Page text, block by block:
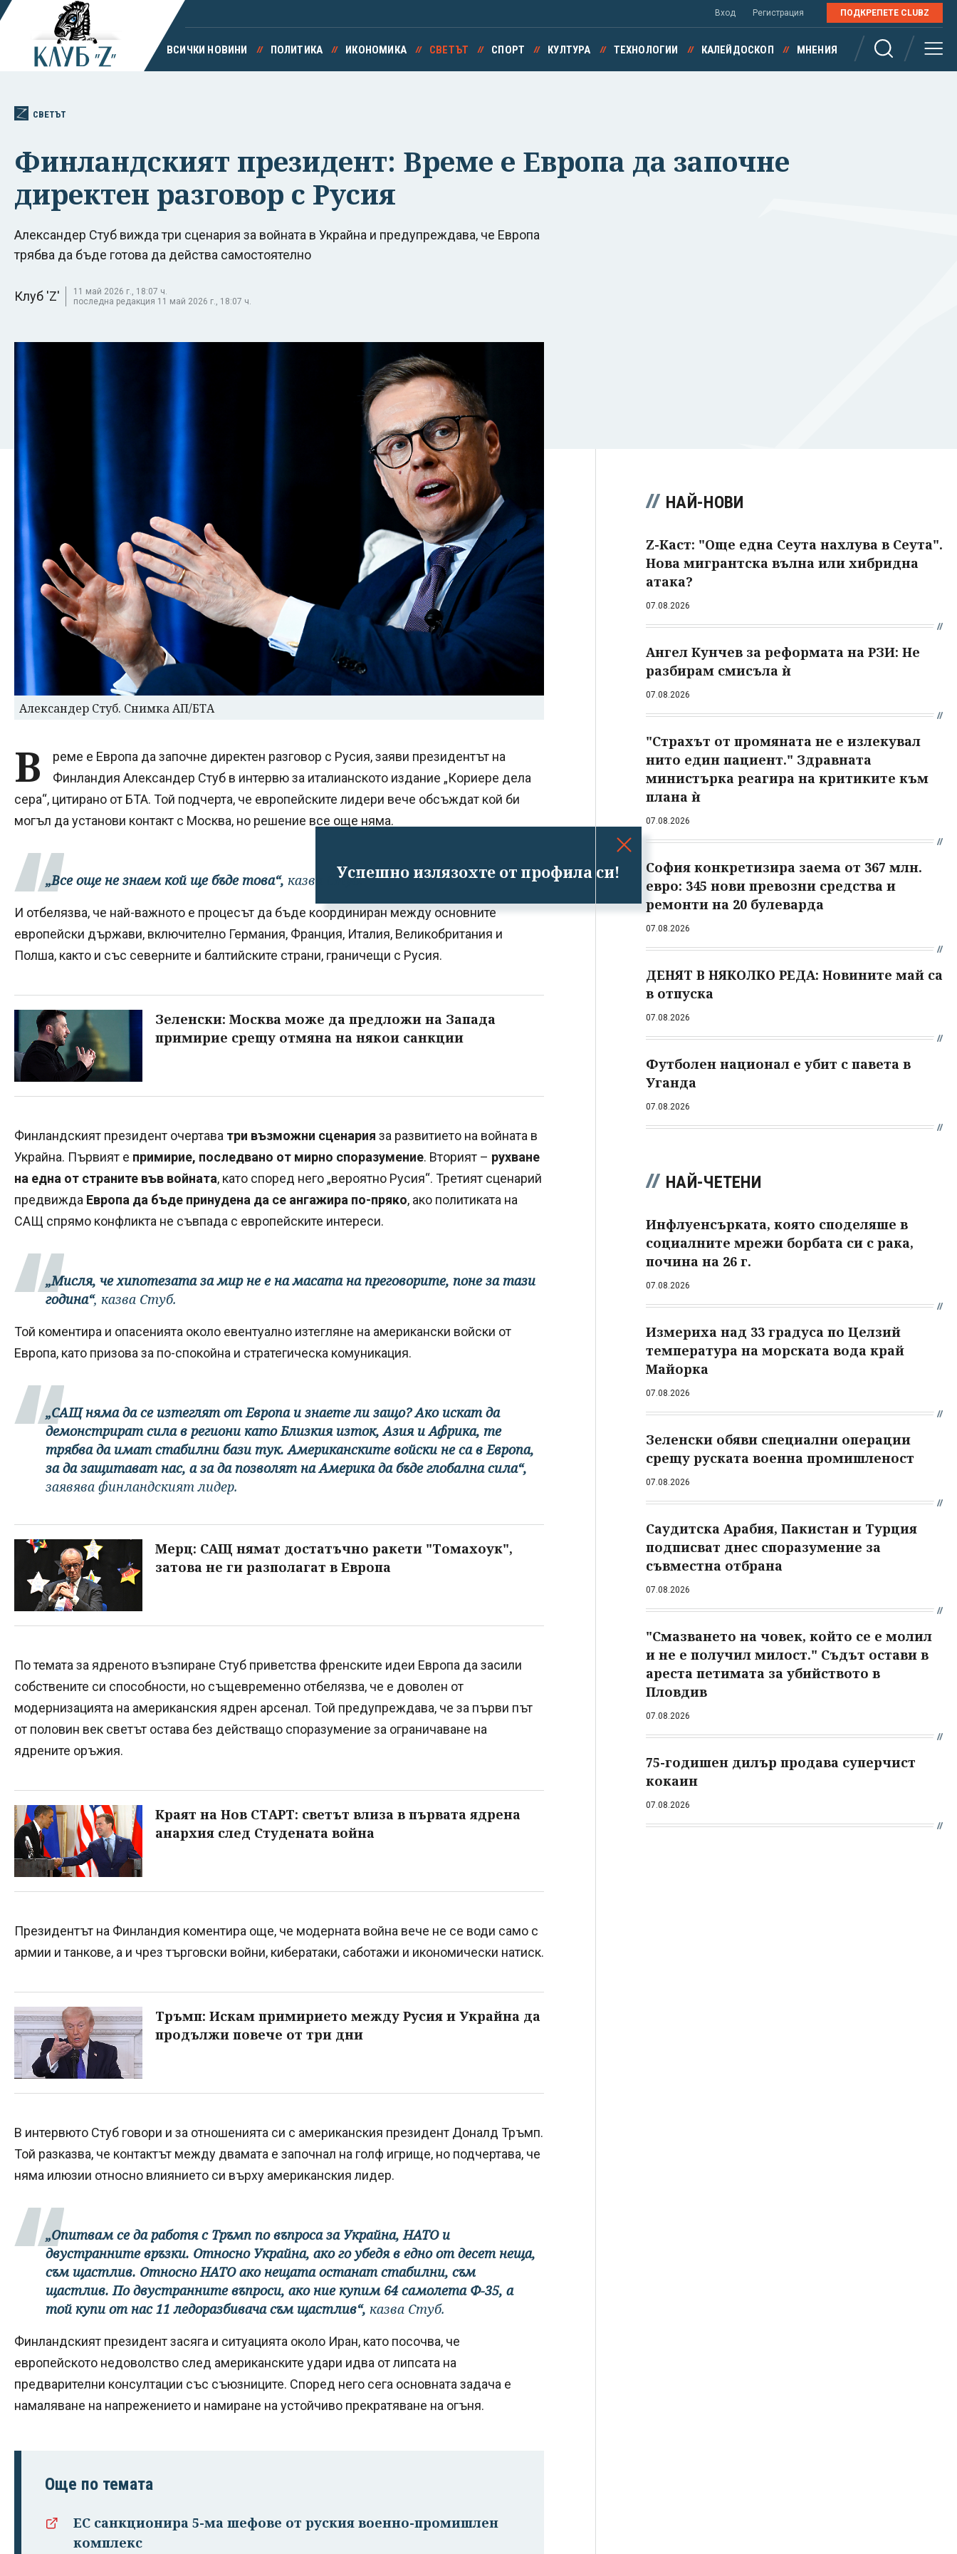
Успешно излязохте от профила си!
Вход Регистрация ПОДКРЕПЕТЕ CLUBZ
ВСИЧКИ НОВИНИ ПОЛИТИКА ИКОНОМИКА СВЕТЪТ СПОРТ КУЛТУРА ТЕХНОЛОГИИ КАЛЕЙДОСКОП МНЕНИЯ
СВЕТЪТ
Финландският президент: Време е Европа да започне
директен разговор с Русия
Александер Стуб вижда три сценария за войната в Украйна и предупреждава, че Европа
трябва да бъде готова да действа самостоятелно
Клуб 'Z'
11 май 2026 г., 18:07 ч.
последна редакция 11 май 2026 г., 18:07 ч.
Александер Стуб. Снимка АП/БТА
В
реме е Европа да започне директен разговор с Русия, заяви президентът на
Финландия Александер Стуб в интервю за италианското издание „Кориере дела
сера“, цитирано от БТА. Той подчерта, че европейските лидери вече обсъждат кой би
могъл да установи контакт с Москва, но решение все още няма.
„Все още не знаем кой ще бъде това“, казва Стуб.
И отбелязва, че най-важното е процесът да бъде координиран между основните
европейски държави, включително Германия, Франция, Италия, Великобритания и
Полша, както и със северните и балтийските страни, граничещи с Русия.
Зеленски: Москва може да предложи на Запада
примирие срещу отмяна на някои санкции
Финландският президент очертава три възможни сценария за развитието на войната в
Украйна. Първият е примирие, последвано от мирно споразумение. Вторият – рухване
на една от страните във войната, като според него „вероятно Русия“. Третият сценарий
предвижда Европа да бъде принудена да се ангажира по-пряко, ако политиката на
САЩ спрямо конфликта не съвпада с европейските интереси.
„Мисля, че хипотезата за мир не е на масата на преговорите, поне за тази
година“, казва Стуб.
Той коментира и опасенията около евентуално изтегляне на американски войски от
Европа, като призова за по-спокойна и стратегическа комуникация.
„САЩ няма да се изтеглят от Европа и знаете ли защо? Ако искат да
демонстрират сила в региони като Близкия изток, Азия и Африка, те
трябва да имат стабилни бази тук. Американските войски не са в Европа,
за да защитават нас, а за да позволят на Америка да бъде глобална сила“,
заявява финландският лидер.
Мерц: САЩ нямат достатъчно ракети "Томахоук",
затова не ги разполагат в Европа
По темата за ядреното възпиране Стуб приветства френските идеи Европа да засили
собствените си способности, но същевременно отбелязва, че е доволен от
модернизацията на американския ядрен арсенал. Той предупреждава, че за първи път
от половин век светът остава без действащо споразумение за ограничаване на
ядрените оръжия.
Краят на Нов СТАРТ: светът влиза в първата ядрена
анархия след Студената война
Президентът на Финландия коментира още, че модерната война вече не се води само с
армии и танкове, а и чрез търговски войни, кибератаки, саботажи и икономически натиск.
Тръмп: Искам примирието между Русия и Украйна да
продължи повече от три дни
В интервюто Стуб говори и за отношенията си с американския президент Доналд Тръмп.
Той разказва, че контактът между двамата е започнал на голф игрище, но подчертава, че
няма илюзии относно влиянието си върху американския лидер.
„Опитвам се да работя с Тръмп по въпроса за Украйна, НАТО и
двустранните връзки. Относно Украйна, ако го убедя в едно от десет неща,
съм щастлив. Относно НАТО ако нещата останат стабилни, съм
щастлив. По двустранните въпроси, ако ние купим 64 самолета Ф-35, а
той купи от нас 11 ледоразбивача съм щастлив“, казва Стуб.
Финландският президент засяга и ситуацията около Иран, като посочва, че
европейското недоволство след американските удари идва от липсата на
предварителни консултации със съюзниците. Според него сега основната задача е
намаляване на напрежението и намиране на устойчиво прекратяване на огъня.
Още по темата
ЕС санкционира 5-ма шефове от руския военно-промишлен
комплекс
НАЙ-НОВИ
Z-Каст: "Още една Сеута нахлува в Сеута".
Нова мигрантска вълна или хибридна
атака?
07.08.2026
Ангел Кунчев за реформата на РЗИ: Не
разбирам смисъла ѝ
07.08.2026
"Страхът от промяната не е излекувал
нито един пациент." Здравната
министърка реагира на критиките към
плана ѝ
07.08.2026
София конкретизира заема от 367 млн.
евро: 345 нови превозни средства и
ремонти на 20 булеварда
07.08.2026
ДЕНЯТ В НЯКОЛКО РЕДА: Новините май са
в отпуска
07.08.2026
Футболен национал е убит с павета в
Уганда
07.08.2026
НАЙ-ЧЕТЕНИ
Инфлуенсърката, която споделяше в
социалните мрежи борбата си с рака,
почина на 26 г.
07.08.2026
Измериха над 33 градуса по Целзий
температура на морската вода край
Майорка
07.08.2026
Зеленски обяви специални операции
срещу руската военна промишленост
07.08.2026
Саудитска Арабия, Пакистан и Турция
подписват днес споразумение за
съвместна отбрана
07.08.2026
"Смазването на човек, който се е молил
и не е получил милост." Съдът остави в
ареста петимата за убийството в
Пловдив
07.08.2026
75-годишен дилър продава суперчист
кокаин
07.08.2026